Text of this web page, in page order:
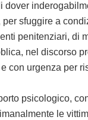
sfuggire a
penitenziari, di
nel discorso
con urgenza per
psicologico,
le